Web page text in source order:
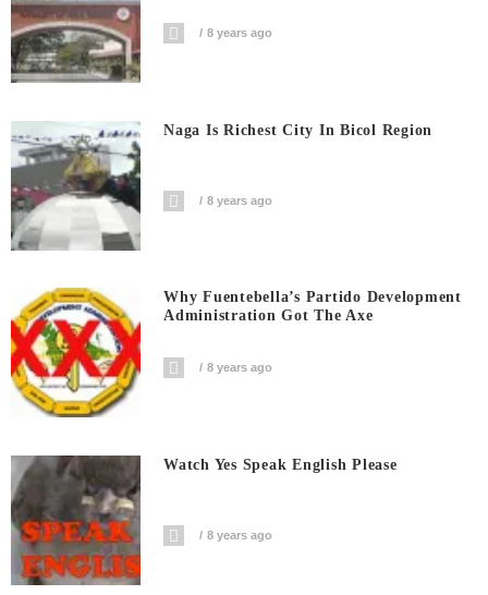
8 years ago
Naga Is Richest City In Bicol Region
8 years ago
Why Fuentebella’s Partido Development
Administration Got The Axe
8 years ago
Watch Yes Speak English Please
8 years ago